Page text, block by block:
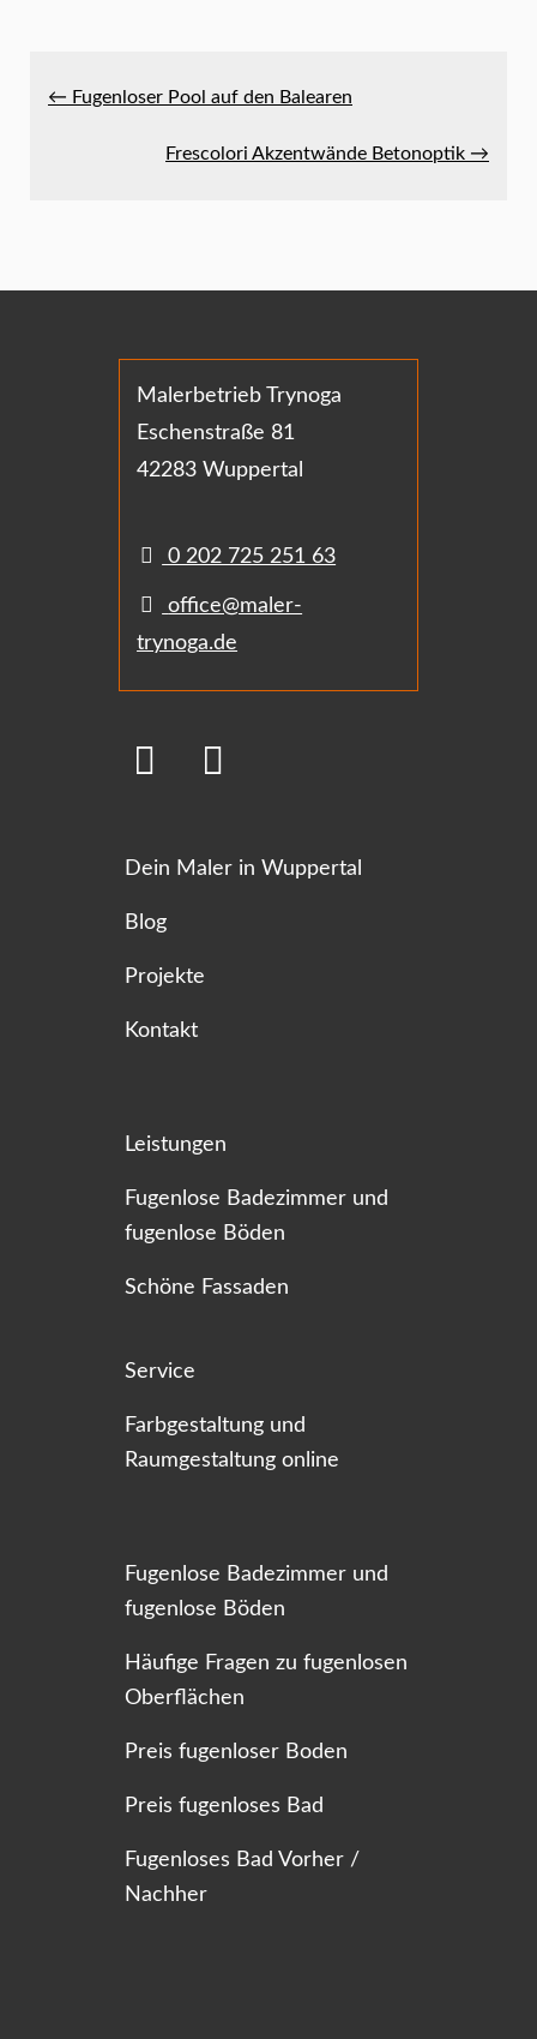
← Fugenloser Pool auf den Balearen
Frescolori Akzentwände Betonoptik →
Malerbetrieb Trynoga
Eschenstraße 81
42283 Wuppertal
0 202 725 251 63
office@maler-
trynoga.de
Dein Maler in Wuppertal
Blog
Projekte
Kontakt
Leistungen
Fugenlose Badezimmer und
fugenlose Böden
Schöne Fassaden
Service
Farbgestaltung und
Raumgestaltung online
Fugenlose Badezimmer und
fugenlose Böden
Häufige Fragen zu fugenlosen
Oberflächen
Preis fugenloser Boden
Preis fugenloses Bad
Fugenloses Bad Vorher /
Nachher